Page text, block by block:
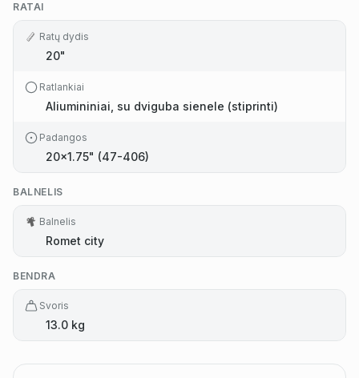
RATAI
Ratų dydis
20"
Ratlankiai
Aliumininiai, su dviguba sienele (stiprinti)
Padangos
20×1.75" (47-406)
BALNELIS
Balnelis
Romet city
BENDRA
Svoris
13.0 kg